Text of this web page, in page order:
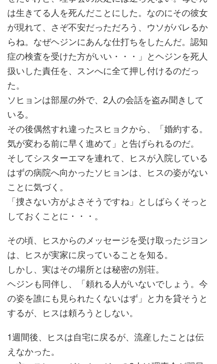
は生きてる人を死んだことにした。なのにその彼女
が現れて、さぞ不安だっただろう、ウソがバレるか
らね。なぜヘジンにあんな仕打ちをしたんだ。認知
症の検査を受けた方がいい・・・」とヘジンを死人
扱いした責任を、スンへに全て押し付けるのだっ
た。
ソヒョンは部屋の外で、2人の会話を盗み聞きして
いる。
その後偶然すれ違ったスヒョクから、「婚約する。
気が変わる前に早く進めて」と告げられるのだ。
そしてシスターエマを連れて、ヒスが入院している
はずの病院へ向かったソヒョンは、ヒスの姿がない
ことに気づく。
「捜さない方がよさそうですね」としばらくそっと
しておくことに・・・。
その頃、ヒスからのメッセージを受け取ったジヨン
は、ヒスが実家に戻っていることを知る。
しかし、実はその場所とは秘密の別荘。
ヘジンも同伴し、「頼れる人がいないでしょう。今
の姿を誰にも見られたくないはず」と力を貸そうと
するが、ヒスは頼ろうとしない。
1週間後、ヒスは自宅に戻るが、流産したことは伝
えなかった。